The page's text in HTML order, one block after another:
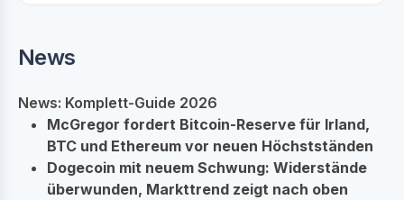
News
News: Komplett-Guide 2026
McGregor fordert Bitcoin-Reserve für Irland,
BTC und Ethereum vor neuen Höchstständen
Dogecoin mit neuem Schwung: Widerstände
überwunden, Markttrend zeigt nach oben